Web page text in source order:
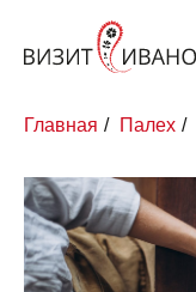
Главная / Палех /